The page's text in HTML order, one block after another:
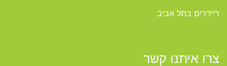
ריידרים בתל אביב
צרו איתנו קשר